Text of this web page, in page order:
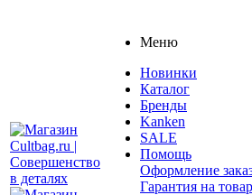
Меню
Новинки
Каталог
Бренды
Kanken
SALE
Помощь
Оформление
Гарантия на товар